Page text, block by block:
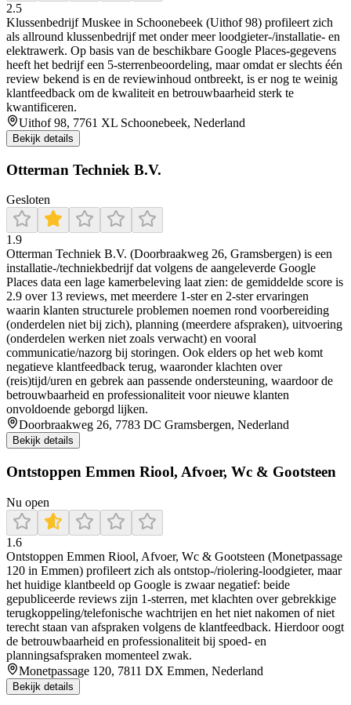
2.5
Klussenbedrijf Muskee in Schoonebeek (Uithof 98) profileert zich
als allround klussenbedrijf met onder meer loodgieter-/installatie- en
elektrawerk. Op basis van de beschikbare Google Places-gegevens
heeft het bedrijf een 5-sterrenbeoordeling, maar omdat er slechts één
review bekend is en de reviewinhoud ontbreekt, is er nog te weinig
klantfeedback om de kwaliteit en betrouwbaarheid sterk te
kwantificeren.
Uithof 98, 7761 XL Schoonebeek, Nederland
Bekijk details
Otterman Techniek B.V.
Gesloten
1.9
Otterman Techniek B.V. (Doorbraakweg 26, Gramsbergen) is een
installatie-/techniekbedrijf dat volgens de aangeleverde Google
Places data een lage kamerbeleving laat zien: de gemiddelde score is
2.9 over 13 reviews, met meerdere 1-ster en 2-ster ervaringen
waarin klanten structurele problemen noemen rond voorbereiding
(onderdelen niet bij zich), planning (meerdere afspraken), uitvoering
(onderdelen werken niet zoals verwacht) en vooral
communicatie/nazorg bij storingen. Ook elders op het web komt
negatieve klantfeedback terug, waaronder klachten over
(reis)tijd/uren en gebrek aan passende ondersteuning, waardoor de
betrouwbaarheid en professionaliteit voor nieuwe klanten
onvoldoende geborgd lijken.
Doorbraakweg 26, 7783 DC Gramsbergen, Nederland
Bekijk details
Ontstoppen Emmen Riool, Afvoer, Wc & Gootsteen
Nu open
1.6
Ontstoppen Emmen Riool, Afvoer, Wc & Gootsteen (Monetpassage
120 in Emmen) profileert zich als ontstop-/riolering-loodgieter, maar
het huidige klantbeeld op Google is zwaar negatief: beide
gepubliceerde reviews zijn 1-sterren, met klachten over gebrekkige
terugkoppeling/telefonische wachtrijen en het niet nakomen of niet
terecht staan van afspraken volgens de klantfeedback. Hierdoor oogt
de betrouwbaarheid en professionaliteit bij spoed- en
planningsafspraken momenteel zwak.
Monetpassage 120, 7811 DX Emmen, Nederland
Bekijk details